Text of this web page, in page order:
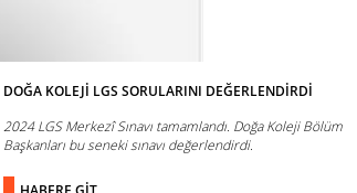
DOĞA KOLEJİ LGS SORULARINI DEĞERLENDİRDİ
2024 LGS Merkezî Sınavı tamamlandı. Doğa Koleji Bölüm
Başkanları bu seneki sınavı değerlendirdi.